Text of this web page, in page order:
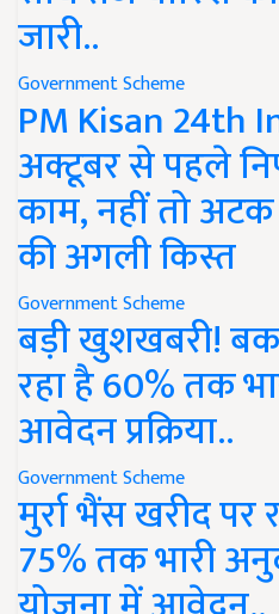
जारी..
Government Scheme
PM Kisan 24th
अक्टूबर से पहले
काम, नहीं तो
की अगली किस्त
Government Scheme
बड़ी खुशखबरी!
रहा है 60% तक
आवेदन प्रक्रिया..
Government Scheme
मुर्रा भैंस खरीद पर
75% तक भारी